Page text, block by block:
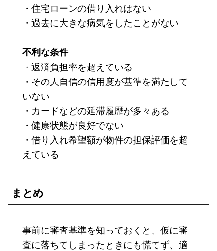
・住宅ローンの借り入れはない
・過去に大きな病気をしたことがない
不利な条件
・返済負担率を超えている
・その人自信の信用度が基準を満たして
いない
・カードなどの延滞履歴が多々ある
・健康状態が良好でない
・借り入れ希望額が物件の担保評価を超
えている
まとめ
事前に審査基準を知っておくと、仮に審
査に落ちてしまったときにも慌てず、適